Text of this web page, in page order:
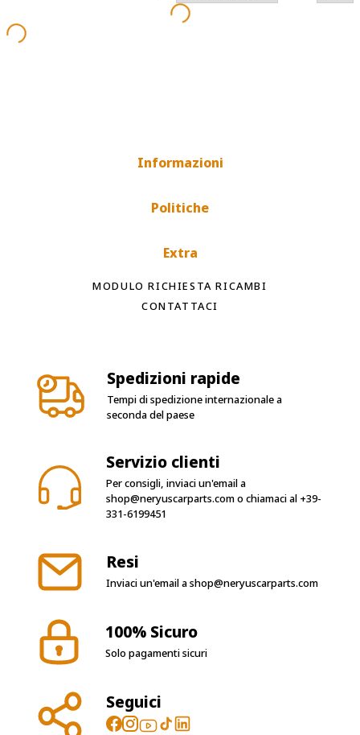
Informazioni
Politiche
Extra
MODULO RICHIESTA RICAMBI
CONTATTACI
Spedizioni rapide
Tempi di spedizione internazionale a
seconda del paese
Servizio clienti
Per consigli, inviaci un'email a
shop@neryuscarparts.como chiamaci al +39-
331-6199451
Resi
Inviaci un'email ashop@neryuscarparts.com
100% Sicuro
Solo pagamenti sicuri
Seguici